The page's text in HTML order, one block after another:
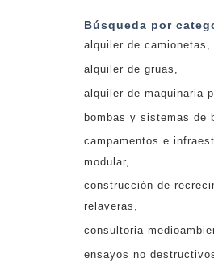
Búsqueda por
alquiler de camionetas
alquiler de gruas
alquiler de maquinaria
bombas y sistemas de
campamentos e
modular
construcción de
relaveras
consultoria
ensayos no